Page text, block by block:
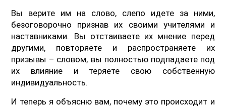
Вы верите им на слово, слепо идете за ними,
безоговорочно признав их своими учителями и
наставниками. Вы отстаиваете их мнение перед
другими, повторяете и распространяете их
призывы – словом, вы полностью подпадаете под
их влияние и теряете свою собственную
индивидуальность.
И теперь я объясню вам, почему это происходит и